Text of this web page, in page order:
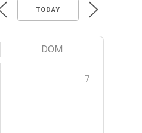
TODAY
DOM
7